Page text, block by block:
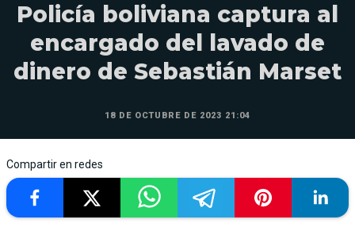
Policía boliviana captura al
encargado del lavado de
dinero de Sebastián Marset
18 DE OCTUBRE DE 2023 21:04
Compartir en redes